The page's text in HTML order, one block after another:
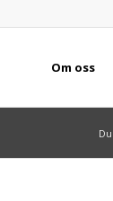
Om oss